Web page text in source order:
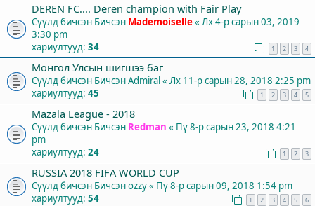
DEREN FC.... Deren champion with Fair Play
Сүүлд бичсэн Бичсэн Mademoiselle« Лх 4-р сарын 03, 2019
3:30 pm
хариултууд: 34 1 2 3 4
Монгол Улсын шигшээ баг
Сүүлд бичсэн БичсэнAdmiral« Лх 11-р сарын 28, 2018 2:25 pm
хариултууд: 45 1 2 3 4 5
Mazala League - 2018
Сүүлд бичсэн Бичсэн Redman « Пү 8-р сарын 23, 2018 4:21
pm
хариултууд: 24 1 2 3
RUSSIA 2018 FIFA WORLD CUP
Сүүлд бичсэн Бичсэнozzy« Пү 8-р сарын 09, 2018 1:54 pm
хариултууд: 54 1 2 3 4 5 6